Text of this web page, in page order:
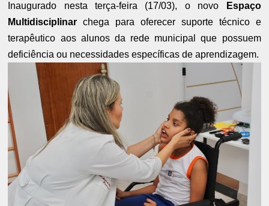
Inaugurado nesta terça-feira (17/03), o novo
Espaço
Multidisciplinar chega para oferecer suporte técnico e
terapêutico aos alunos da rede municipal que possuem
deficiência ou necessidades específicas de aprendizagem.